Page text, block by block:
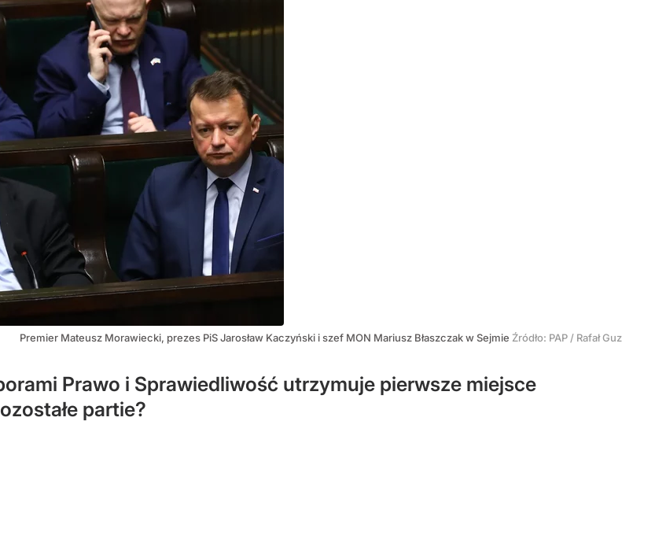
Premier Mateusz Morawiecki, prezes PiS Jarosław Kaczyński i szef MON Mariusz Błaszczak w Sejmie Źródło: PAP / Rafał Guz
Prawo i Sprawiedliwość utrzymuje pierwsze miejsce
partie?